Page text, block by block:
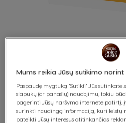
beginning
LATTE
CARAMEL
Mums reikia Jūsų sutikimo norint
Paspaudę mygtuką "Sutikti" Jūs
slapukų (ar panašių) naudojimu, tokiu
pagerinti Jūsų naršymo internete patirtį,
surinkti naudingą informaciją, kuri leistų
pateikti Jūsų interesus atitinkančias